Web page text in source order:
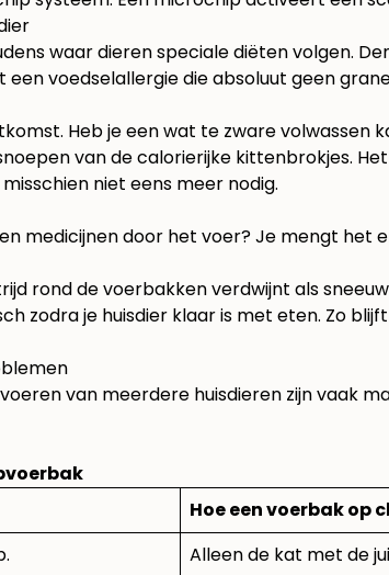
waar dieren speciale diëten volgen.
voedselallergie die absoluut geen
Heb je een wat te zware
van de calorierijke kittenbrokjes.
misschien niet eens meer nodig.
medicijnen door het voer? Je mengt
rond de voerbakken verdwijnt als
zodra je huisdier klaar is met eten. Zo
van meerdere huisdieren zijn vaak
Hoe een voerbak op
Alleen de kat met de